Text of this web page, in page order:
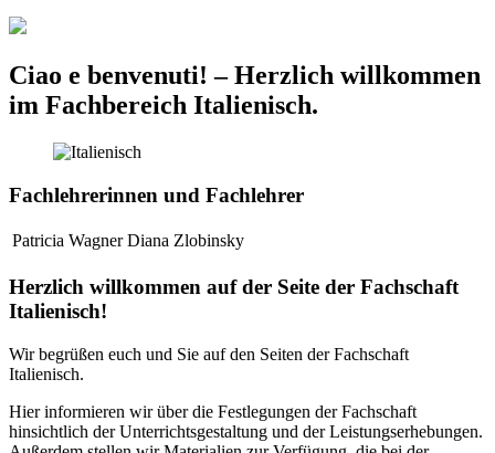
Ciao e benvenuti! – Herzlich willkommen
im Fachbereich Italienisch.
Fachlehrerinnen und Fachlehrer
Patricia Wagner Diana Zlobinsky
Herzlich willkommen auf der Seite der Fachschaft
Italienisch!
Wir begrüßen euch und Sie auf den Seiten der Fachschaft
Italienisch.
Hier informieren wir über die Festlegungen der Fachschaft
hinsichtlich der Unterrichtsgestaltung und der Leistungserhebungen.